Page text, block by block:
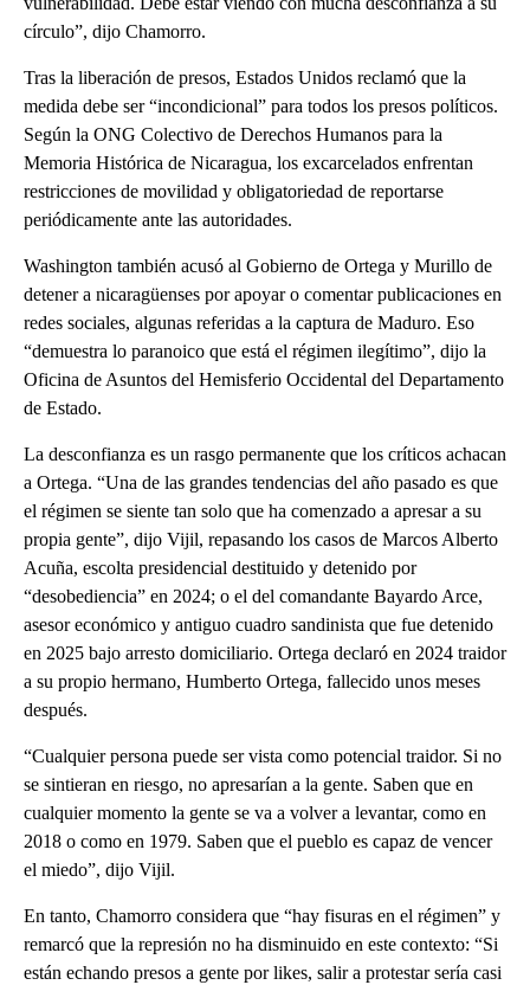
círculo”, dijo Chamorro.
Tras la liberación de presos, Estados Unidos reclamó que la
medida debe ser “incondicional” para todos los presos políticos.
Según la ONG Colectivo de Derechos Humanos para la
Memoria Histórica de Nicaragua, los excarcelados enfrentan
restricciones de movilidad y obligatoriedad de reportarse
periódicamente ante las autoridades.
Washington también acusó al Gobierno de Ortega y Murillo de
detener a nicaragüenses por apoyar o comentar publicaciones en
redes sociales, algunas referidas a la captura de Maduro. Eso
“demuestra lo paranoico que está el régimen ilegítimo”, dijo la
Oficina de Asuntos del Hemisferio Occidental del Departamento
de Estado.
La desconfianza es un rasgo permanente que los críticos achacan
a Ortega. “Una de las grandes tendencias del año pasado es que
el régimen se siente tan solo que ha comenzado a apresar a su
propia gente”, dijo Vijil, repasando los casos de Marcos Alberto
Acuña, escolta presidencial destituido y detenido por
“desobediencia” en 2024; o el del comandante Bayardo Arce,
asesor económico y antiguo cuadro sandinista que fue detenido
en 2025 bajo arresto domiciliario. Ortega declaró en 2024 traidor
a su propio hermano, Humberto Ortega, fallecido unos meses
después.
“Cualquier persona puede ser vista como potencial traidor. Si no
se sintieran en riesgo, no apresarían a la gente. Saben que en
cualquier momento la gente se va a volver a levantar, como en
2018 o como en 1979. Saben que el pueblo es capaz de vencer
el miedo”, dijo Vijil.
En tanto, Chamorro considera que “hay fisuras en el régimen” y
remarcó que la represión no ha disminuido en este contexto: “Si
están echando presos a gente por likes, salir a protestar sería casi